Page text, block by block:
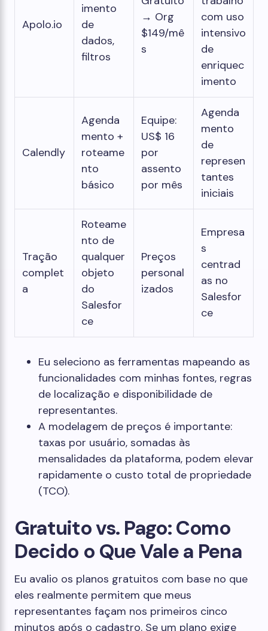
Apolo.io
imento
de
dados,
filtros
→ Org
$149/mê
s
com uso
intensivo
de
enriquec
imento
Calendly
Agenda
mento +
roteame
nto
básico
Equipe:
US$ 16
por
assento
por mês
Agenda
mento
de
represen
tantes
iniciais
Tração
complet
a
Roteame
nto de
qualquer
objeto
do
Salesfor
ce
Preços
personal
izados
Empresa
s
centrad
as no
Salesfor
ce
Eu seleciono as ferramentas mapeando as
funcionalidades com minhas fontes, regras
de localização e disponibilidade de
representantes.
A modelagem de preços é importante:
taxas por usuário, somadas às
mensalidades da plataforma, podem elevar
rapidamente o custo total de propriedade
(TCO).
Gratuito vs. Pago: Como
Decido o Que Vale a Pena
Eu avalio os planos gratuitos com base no que
eles realmente permitem que meus
representantes façam nos primeiros cinco
minutos após o cadastro. Se um plano exige